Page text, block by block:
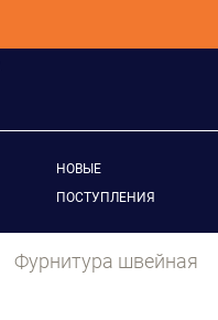
НОВЫЕ
ПОСТУПЛЕНИЯ
Фурнитура швейная